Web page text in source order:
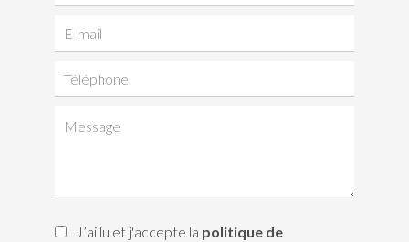
J’ai lu et j'accepte la politique de